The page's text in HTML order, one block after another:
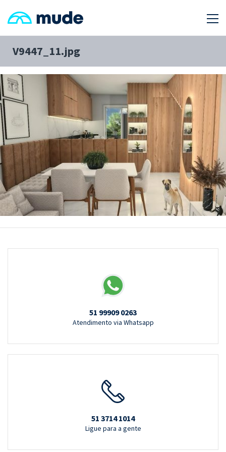
V9447_11.jpg
51 99909 0263
Atendimento via Whatsapp
51 3714 1014
Ligue para a gente